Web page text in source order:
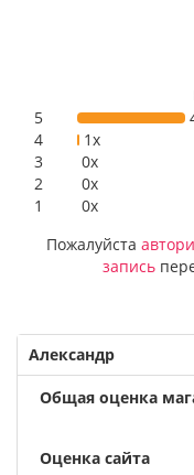
5
4
1x
3
0x
2
0x
1
0x
Пожалуйста
запись
Александр
Общая оценка
Оценка сайта